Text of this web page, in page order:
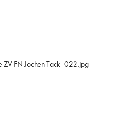
ZV-FN-Jochen-Tack_022.jpg